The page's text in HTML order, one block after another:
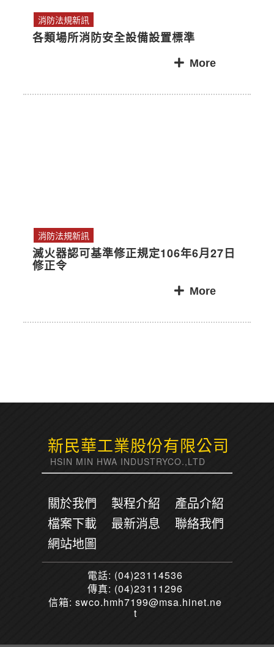
消防法規新訊
各類場所消防安全設備設置標準
More
消防法規新訊
滅火器認可基準修正規定106年6月27日
修正令
More
新民華工業股份有限公司
HSIN MIN HWA INDUSTRYCO.,LTD
關於我們 製程介紹
產品介紹
檔案下載
最新消息
聯絡我們
網站地圖
電話: (04)23114536
傳真: (04)23111296
信箱: swco.hmh7199@msa.hinet.ne
t